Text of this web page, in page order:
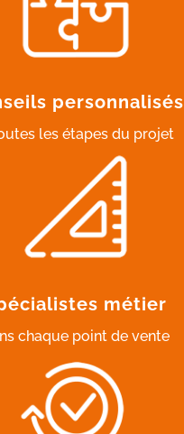
personnalisés
les étapes du projet
métier
chaque point de vente